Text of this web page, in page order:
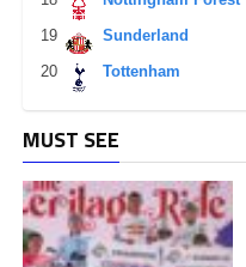
19
Sunderland
20
Tottenham
MUST SEE